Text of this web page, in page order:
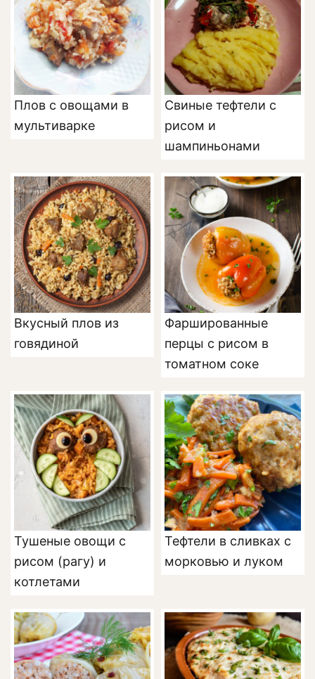
Плов с овощами в
мультиварке
Свиные тефтели с
рисом и
шампиньонами
Вкусный плов из
говядиной
Фаршированные
перцы с рисом в
томатном соке
Тушеные овощи с
рисом (рагу) и
котлетами
Тефтели в сливках с
морковью и луком